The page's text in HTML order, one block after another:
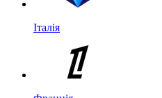
Італія